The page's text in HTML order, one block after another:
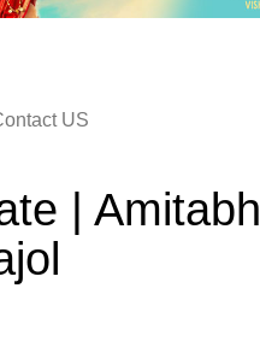
US
| Amitabh